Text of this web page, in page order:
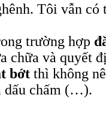
Tôi vẫn
trường hợp
chữa và quyết
bớt thì không
dấu chấm (…).